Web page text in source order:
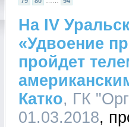
На IV
«Удвоение
пройдет
Катко, ГК
01.03.2018